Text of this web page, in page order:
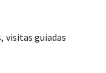
visitas guiadas